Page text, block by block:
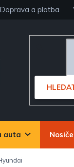
Doprava a platba
auta Nosiče